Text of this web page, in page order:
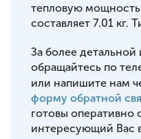
тепловую мощность
составляет 7.01 кг.
За более
обращайтесь по
или напишите нам
форму обратной
готовы оперативно
интересующий Вас